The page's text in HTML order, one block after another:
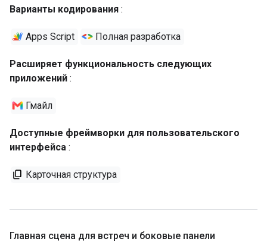
Варианты кодирования :
Apps Script Полная разработка
Расширяет функциональность следующих
приложений :
Гмайл
Доступные фреймворки для пользовательского
интерфейса :
Карточная структура
Главная сцена для встреч и боковые панели